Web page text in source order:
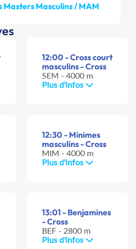
Masters Masculins / MAM
12:00 - Cross court
masculins - Cross
SEM - 4000 m
Plus d'infos
12:30 - Minimes
masculins - Cross
MIM - 4000 m
Plus d'infos
13:01 - Benjamines
- Cross
BEF - 2800 m
Plus d'infos